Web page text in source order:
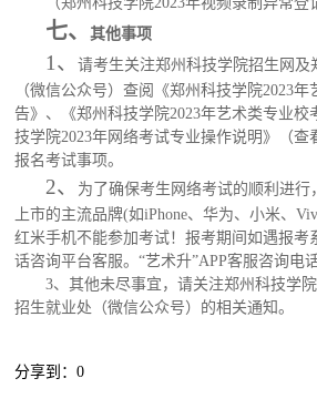
七、其他事项
1、请考生关注郑州科技学院招生网及
（微信公众号）查阅《郑州科技学院2023年
告》、《郑州科技学院2023年艺术类专业
技学院2023年网络考试专业操作说明》（
报名考试事项。
2、 为了确保考生网络考试的顺利进行
上市的主流品牌(如iPhone、华为、小米、
红米手机不能参加考试！报考期间如遇报考
话咨询平台客服。“艺术升”APP客服咨询电话
3、其他未尽事宜，请关注郑州科技学
招生就业处（微信公众号）的相关通知。
分享到：0